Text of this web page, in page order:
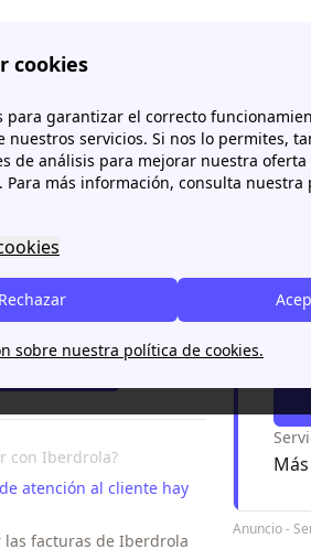
cookies
para garantizar el correcto
nuestros servicios. Si nos lo permites,
de análisis para mejorar nuestra
Para más información, consulta nuestra
Rechazar
sobre nuestra política de cookies.
MoreIberdrola Atención al cliente de
ayuda?
con Iberdrola?
atención al cliente hay
las facturas de Iberdrola
El
de
Anuncio -